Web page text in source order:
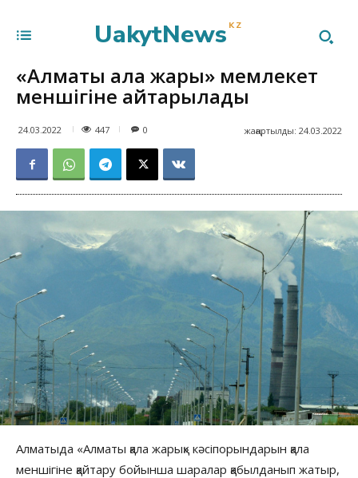
UakytNews KZ
«Алматы қала жарық» мемлекет
меншігіне қайтарылады
24.03.2022 447 жаңартылды: 24.03.2022
0
Алматыда «Алматы қала жарық» кәсіпорындарын қала
меншігіне қайтару бойынша шаралар қабылданып жатыр,